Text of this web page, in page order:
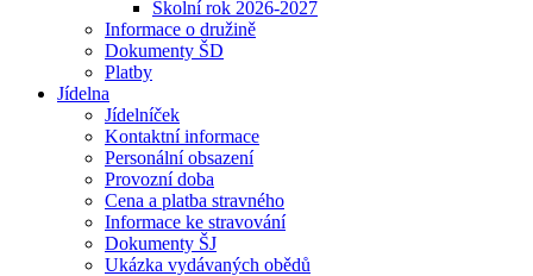
Školní rok 2026-2027
Informace o družině
Dokumenty ŠD
Platby
Jídelna
Jídelníček
Kontaktní informace
Personální obsazení
Provozní doba
Cena a platba stravného
Informace ke stravování
Dokumenty ŠJ
Ukázka vydávaných obědů